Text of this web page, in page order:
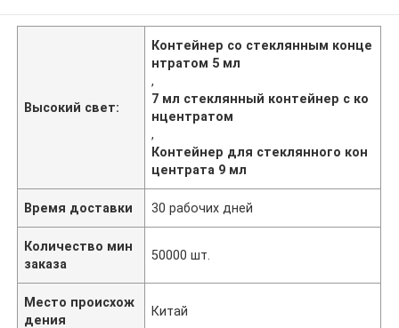
Высокий свет:
Контейнер со стеклянным конце
нтратом 5 мл
,
7 мл стеклянный контейнер с ко
нцентратом
,
Контейнер для стеклянного кон
центрата 9 мл
Время доставки 30 рабочих дней
Количество мин
заказа
50000 шт.
Место происхож
дения
Китай